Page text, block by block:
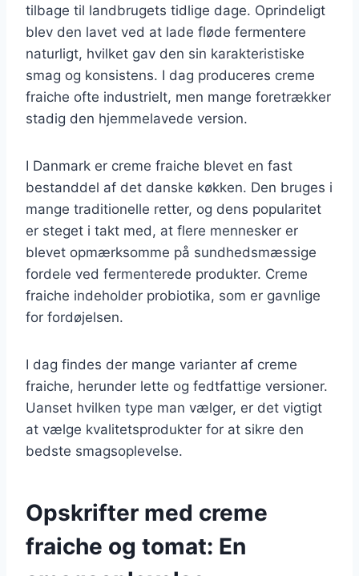
tilbage til landbrugets tidlige dage. Oprindeligt
blev den lavet ved at lade fløde fermentere
naturligt, hvilket gav den sin karakteristiske
smag og konsistens. I dag produceres creme
fraiche ofte industrielt, men mange foretrækker
stadig den hjemmelavede version.
I Danmark er creme fraiche blevet en fast
bestanddel af det danske køkken. Den bruges i
mange traditionelle retter, og dens popularitet
er steget i takt med, at flere mennesker er
blevet opmærksomme på sundhedsmæssige
fordele ved fermenterede produkter. Creme
fraiche indeholder probiotika, som er gavnlige
for fordøjelsen.
I dag findes der mange varianter af creme
fraiche, herunder lette og fedtfattige versioner.
Uanset hvilken type man vælger, er det vigtigt
at vælge kvalitetsprodukter for at sikre den
bedste smagsoplevelse.
Opskrifter med creme
fraiche og tomat: En